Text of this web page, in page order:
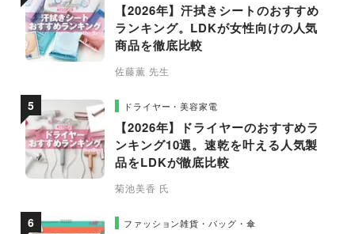
【2026年】汗拭きシートのおすすめ
ランキング。LDKが女性向けの人気
商品を徹底比較
佐藤薫 先生
ドライヤー・美容家電
【2026年】ドライヤーのおすすめラ
ンキング10選。速乾を叶える人気製
品をLDKが徹底比較
菊池美香 氏
ファッション雑貨・バッグ・傘